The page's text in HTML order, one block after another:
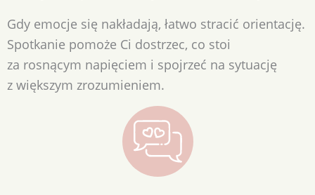
Gdy emocje się nakładają, łatwo stracić orientację.
Spotkanie pomoże Ci dostrzec, co stoi
za rosnącym napięciem i spojrzeć na sytuację
z większym zrozumieniem.